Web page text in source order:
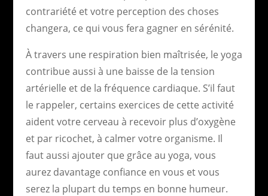
contrariété et votre perception des choses
changera, ce qui vous fera gagner en sérénité.
À travers une respiration bien maîtrisée, le yoga
contribue aussi à une baisse de la tension
artérielle et de la fréquence cardiaque. S’il faut
le rappeler, certains exercices de cette activité
aident votre cerveau à recevoir plus d’oxygène
et par ricochet, à calmer votre organisme. Il
faut aussi ajouter que grâce au yoga, vous
aurez davantage confiance en vous et vous
serez la plupart du temps en bonne humeur.